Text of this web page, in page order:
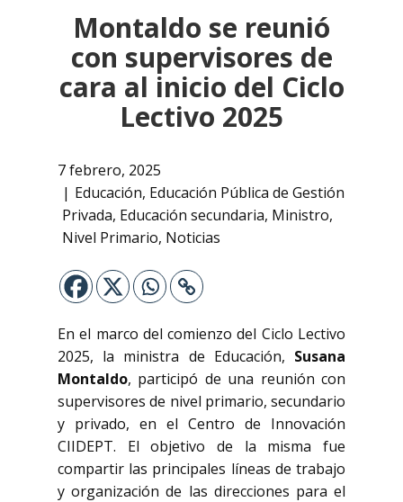
Montaldo se reunió
con supervisores de
cara al inicio del Ciclo
Lectivo 2025
7 febrero, 2025
Educación, Educación Pública de Gestión
Privada, Educación secundaria, Ministro,
Nivel Primario, Noticias
En el marco del comienzo del Ciclo Lectivo
2025, la ministra de Educación, Susana
Montaldo, participó de una reunión con
supervisores de nivel primario, secundario
y privado, en el Centro de Innovación
CIIDEPT. El objetivo de la misma fue
compartir las principales líneas de trabajo
y organización de las direcciones para el